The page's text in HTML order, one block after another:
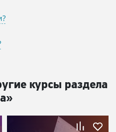
курсы раздела